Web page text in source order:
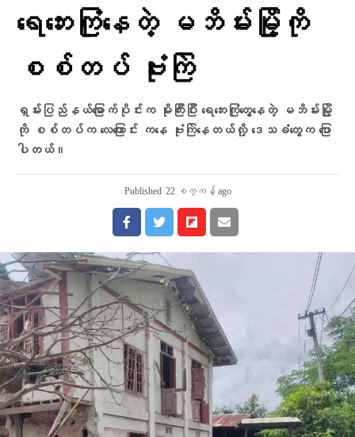
ရေဘေးကြုံနေတဲ့ မဘိမ်းမြို့ကို
စစ်တပ် ဗုံးကြဲ
ရှမ်းပြည်နယ်မြောက်ပိုင်းက မိုးကြီးပြီး ရေဘေးကြုံတွေ့နေတဲ့ မဘိမ်းမြို့
ကို စစ်တပ်က လေကြောင်း ကနေ ဗုံးကြဲနေတယ်လို့ ဒေသခံတွေက ပြော
ပါတယ်။
Published 22 စက္ကန့် ago